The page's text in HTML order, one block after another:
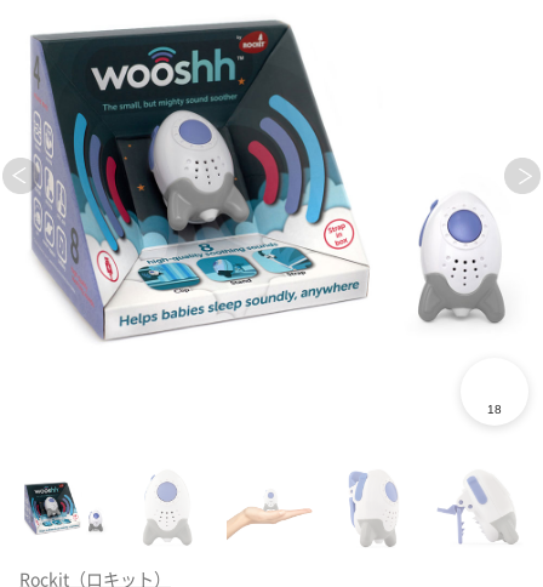
Rockit（ロキット）